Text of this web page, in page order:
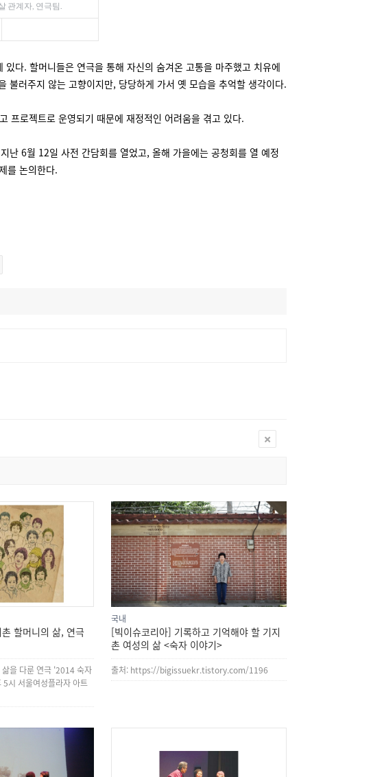
관계자, 연극팀.
다. 할머니들은 연극을 통해 자신의 숨겨온 고통을 마주했고 치유에
불러주지 않는 고향이지만, 당당하게 가서 옛 모습을 추억할 생각이다.
프로젝트로 운영되기 때문에 재정적인 어려움을 겪고 있다.
난 6월 12일 사전 간담회를 열었고, 올해 가을에는 공청회를 열 예정
를 논의한다.
할머니의 삶, 연극
을 다룬 연극 '2014 숙자
시 서울여성플라자 아트
국내
[빅이슈코리아] 기록하고 기억해야 할 기지
촌 여성의 삶 <숙자 이야기>
출처: https://bigissuekr.tistory.com/1196